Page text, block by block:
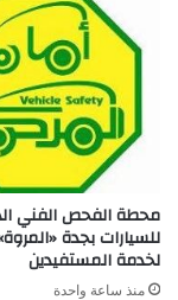
محطة الفحص الفني
للسيارات بجدة
لخدمة المستفيدين
منذ ساعة واحدة